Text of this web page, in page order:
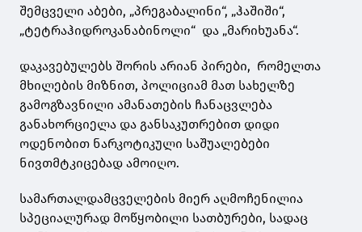
შემცველი აბები, „პრეგაბალინი“, „ჰაშიში“,
„ტეტრაჰიდროკანაბინოლი“ და „მარიხუანა“.
დაკავებულებს შორის არიან პირები, რომელთა
მხილების მიზნით, პოლიციამ მათ სახელზე
გამოგზავნილი ამანათების ჩანაცვლება
განახორციელა და განსაკუთრებით დიდი
ოდენობით ნარკოტიკული საშუალებები
ნივთმტკიცებად ამოიღო.
სამართალდამცველების მიერ აღმოჩენილია
სპეციალურად მოწყობილი სათბურები, სადაც